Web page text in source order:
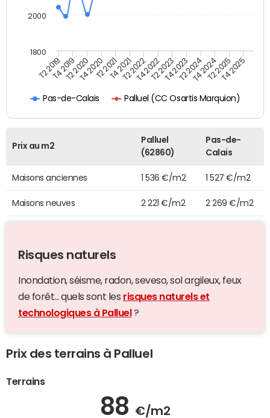
Pas-de-Calais Palluel (CC Osartis Marquion)
T2 2019T4 2019T2 2020T4 2020T2 2021T4 2021T2 2022T4 2022T2 2023T4 2023T2 2024T4 2024T2 2025T4 2025
2000
1800
Prix au m2
Palluel
(62860)
Pas-de-
Calais
Maisons anciennes 1 536 €/m2 1 527 €/m2
Maisons neuves 2 221 €/m2 2 269 €/m2
Risques naturels
Inondation, séisme, radon, seveso, sol argileux, feux
de forêt... quels sont les risques naturels et
technologiques à Palluel ?
Prix des terrains à Palluel
Terrains
88 €/m2